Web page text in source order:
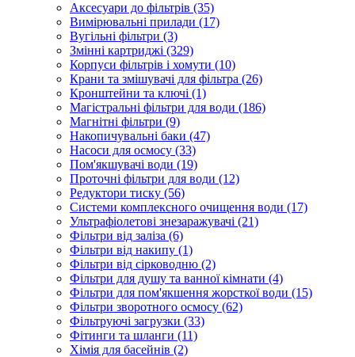
Аксесуари до фільтрів (35)
Вимірювальні прилади (17)
Вугільні фільтри (3)
Змінні картриджі (329)
Корпуси фільтрів і хомути (10)
Крани та змішувачі для фільтра (26)
Кронштейни та ключі (1)
Магістральні фільтри для води (186)
Магнітні фільтри (9)
Накопичувальні баки (47)
Насоси для осмосу (33)
Пом'якшувачі води (19)
Проточні фільтри для води (12)
Редуктори тиску (56)
Системи комплексного очищення води (17)
Ультрафіолетові знезаражувачі (21)
Фільтри від заліза (6)
Фільтри від накипу (1)
Фільтри від сірководню (2)
Фільтри для душу та ванної кімнати (4)
Фільтри для пом'якшення жорсткої води (15)
Фільтри зворотного осмосу (62)
Фільтруючі загрузки (33)
Фітинги та шланги (11)
Хімія для басейнів (2)